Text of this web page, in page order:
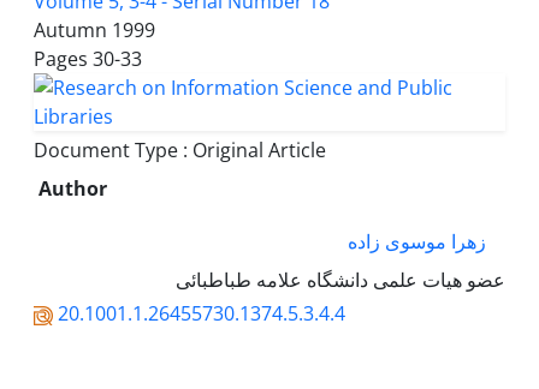
Autumn 1999
Pages 30-33
Document Type : Original Article
Author
زهرا موسوی زاده
عضو هیات علمی دانشگاه علامه طباطبائی
20.1001.1.26455730.1374.5.3.4.4